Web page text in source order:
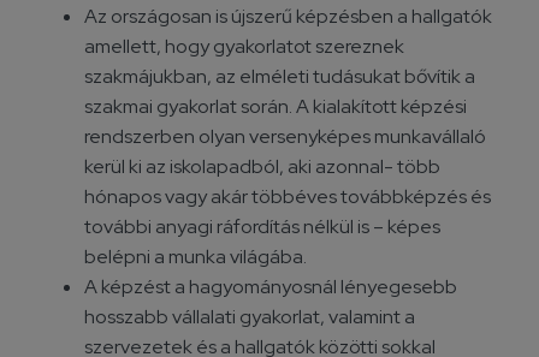
Az országosan is újszerű képzésben a hallgatók
amellett, hogy gyakorlatot szereznek
szakmájukban, az elméleti tudásukat bővítik a
szakmai gyakorlat során. A kialakított képzési
rendszerben olyan versenyképes munkavállaló
kerül ki az iskolapadból, aki azonnal- több
hónapos vagy akár többéves továbbképzés és
további anyagi ráfordítás nélkül is – képes
belépni a munka világába.
A képzést a hagyományosnál lényegesebb
hosszabb vállalati gyakorlat, valamint a
szervezetek és a hallgatók közötti sokkal